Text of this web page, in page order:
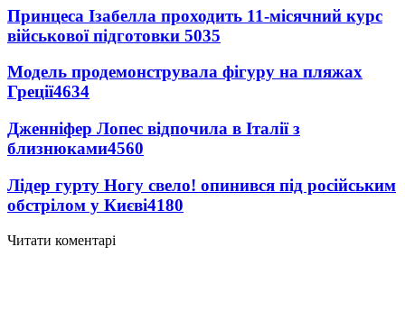
Принцеса Ізабелла проходить 11-місячний курс
військової підготовки 5035
Модель продемонструвала фігуру на пляжах
Греції4634
Дженніфер Лопес відпочила в Італії з
близнюками4560
Лідер гурту Ногу свело! опинився під російським
обстрілом у Києві4180
Читати коментарі